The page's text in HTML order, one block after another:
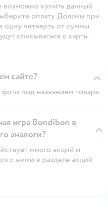
возможно купить данный
оплату Долями при
одну четверть от суммы
списываться с карты
сайте?
под названием товара.
игра Bondibon в
аналоги?
много акций и
с ними в разделе акций